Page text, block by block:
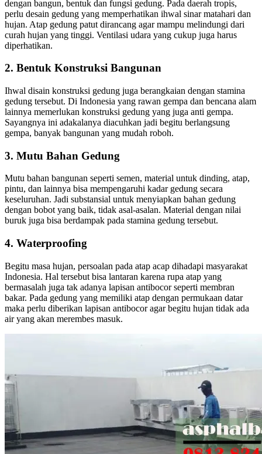
dengan bangun, bentuk dan fungsi gedung. Pada daerah tropis,
perlu desain gedung yang memperhatikan ihwal sinar matahari dan
hujan. Atap gedung patut dirancang agar mampu melindungi dari
curah hujan yang tinggi. Ventilasi udara yang cukup juga harus
diperhatikan.
2. Bentuk Konstruksi Bangunan
Ihwal disain konstruksi gedung juga berangkaian dengan stamina
gedung tersebut. Di Indonesia yang rawan gempa dan bencana alam
lainnya memerlukan konstruksi gedung yang juga anti gempa.
Sayangnya ini adakalanya diacuhkan jadi begitu berlangsung
gempa, banyak bangunan yang mudah roboh.
3. Mutu Bahan Gedung
Mutu bahan bangunan seperti semen, material untuk dinding, atap,
pintu, dan lainnya bisa mempengaruhi kadar gedung secara
keseluruhan. Jadi substansial untuk menyiapkan bahan gedung
dengan bobot yang baik, tidak asal-asalan. Material dengan nilai
buruk juga bisa berdampak pada stamina gedung tersebut.
4. Waterproofing
Begitu masa hujan, persoalan pada atap acap dihadapi masyarakat
Indonesia. Hal tersebut bisa lantaran karena rupa atap yang
bermasalah juga tak adanya lapisan antibocor seperti membran
bakar. Pada gedung yang memiliki atap dengan permukaan datar
maka perlu diberikan lapisan antibocor agar begitu hujan tidak ada
air yang akan merembes masuk.